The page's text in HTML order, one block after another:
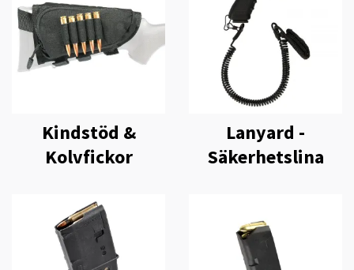
Kindstöd &
Kolvfickor
Lanyard -
Säkerhetslina